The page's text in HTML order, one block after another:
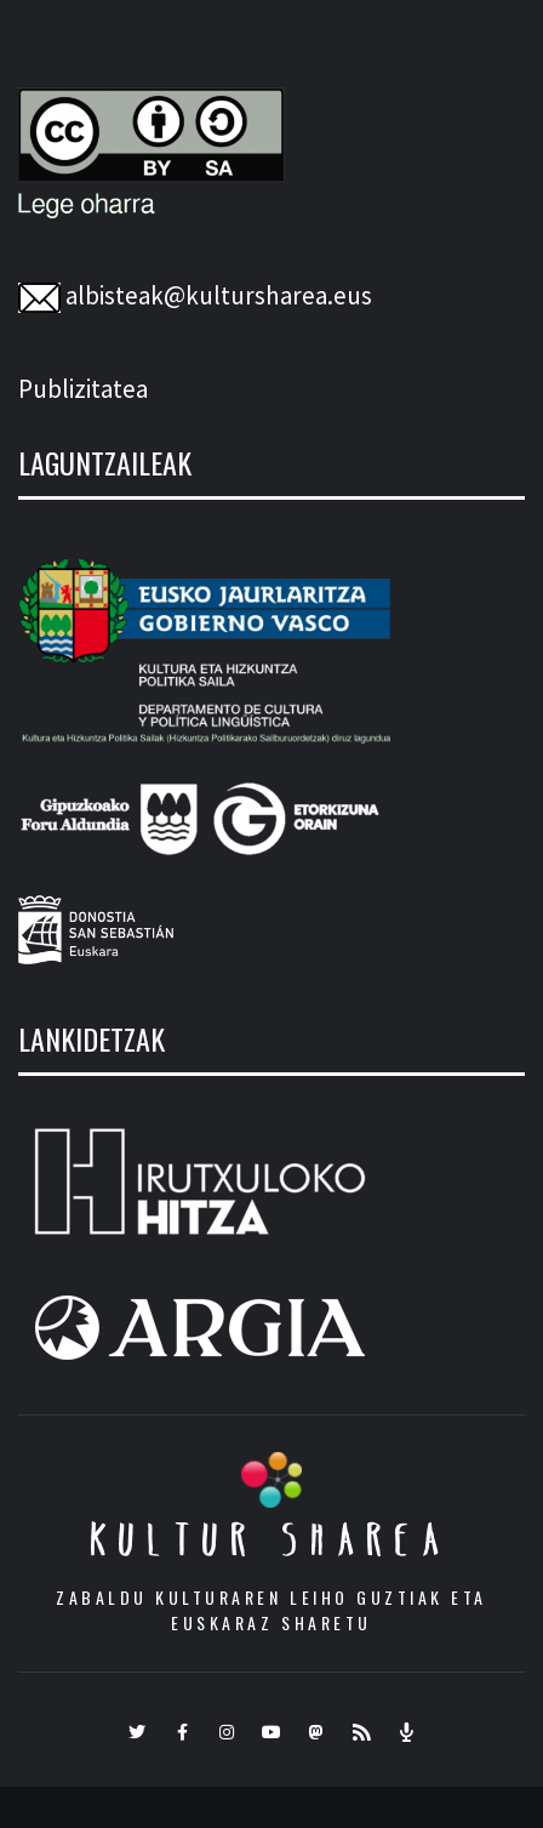
albisteak@kultursharea.eus
Publizitatea
LAGUNTZAILEAK
LANKIDETZAK
KULTUR SHAREA
ZABALDU KULTURAREN LEIHO GUZTIAK ETA
EUSKARAZ SHARETU
TwitterFacebookInstagramYoutubeMastodon.eus
RSS Podcast